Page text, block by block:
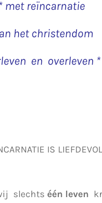
met reïncarnatie
het christendom
en overleven *
IS LIEFDEVOL
slechts één leven